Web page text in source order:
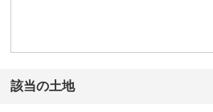
該当の土地